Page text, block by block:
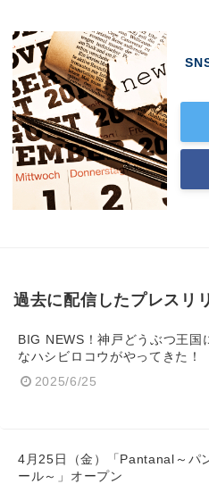
過去に配信したプレスリ
BIG NEWS！神戸どうぶつ王国
なハシビロコウがやってきた！
2025/6/25
4月25日（金）「Pantanal～パ
ール～」オープン